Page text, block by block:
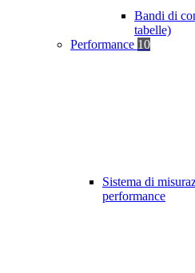
Bandi di
tabelle)
Performance 10
Sistema di
performance